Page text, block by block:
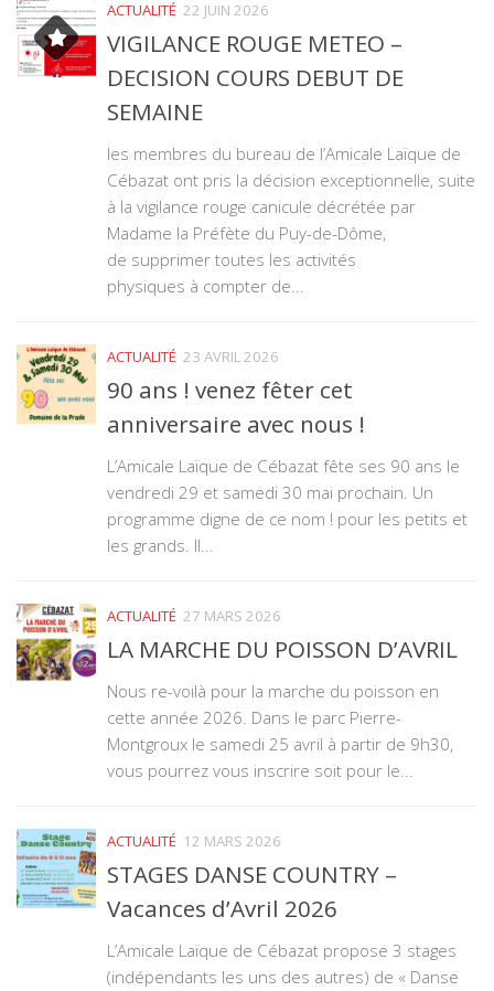
ACTUALITÉ 22 JUIN 2026
VIGILANCE ROUGE METEO –
DECISION COURS DEBUT DE
SEMAINE
les membres du bureau de l’Amicale Laïque de
Cébazat ont pris la décision exceptionnelle, suite
à la vigilance rouge canicule décrétée par
Madame la Préfète du Puy-de-Dôme,
de supprimer toutes les activités
physiques à compter de...
ACTUALITÉ 23 AVRIL 2026
90 ans ! venez fêter cet
anniversaire avec nous !
L’Amicale Laïque de Cébazat fête ses 90 ans le
vendredi 29 et samedi 30 mai prochain. Un
programme digne de ce nom ! pour les petits et
les grands. Il...
ACTUALITÉ 27 MARS 2026
LA MARCHE DU POISSON D’AVRIL
Nous re-voilà pour la marche du poisson en
cette année 2026. Dans le parc Pierre-
Montgroux le samedi 25 avril à partir de 9h30,
vous pourrez vous inscrire soit pour le...
ACTUALITÉ 12 MARS 2026
STAGES DANSE COUNTRY –
Vacances d’Avril 2026
L’Amicale Laïque de Cébazat propose 3 stages
(indépendants les uns des autres) de « Danse